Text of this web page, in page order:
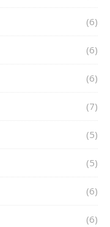
(6)
(6)
(6)
(7)
(5)
(5)
(6)
(6)